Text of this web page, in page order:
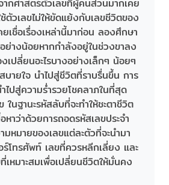
กศาสตร์ตัวเลขที่ผู้คนส่วนมากเคย
ตัวเลขไม่ให้ขัดแย้งกับเลขชีวิตของ
ยเชื่อเรื่องเหล่านี้มาก่อน ลองศึกษา
ย่างน้อยหากกำลังอยู่ในช่วงขาลง
เปลี่ยนอะไรบางอย่างเล็กๆ น้อยๆ
บายใจ นำไปสู่ชีวิตที่ราบรื่นขึ้น การ
ไปสู่ความร่ำรวยโชคลาภในที่สุด
ในฐานะรหัสลับที่จะทำให้ชะตาชีวิต
าว่าด้วยการถอดรหัสเลขประจำ
หมายของเลขแต่ละตัวที่จะนำมา
ร์โทรศัพท์ เลขที่ควรหลีกเลี่ยง และ
เหมาะสมเพื่อเปลี่ยนชีวิตให้มั่นคง